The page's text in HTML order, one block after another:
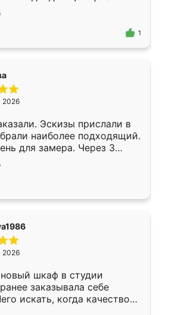
изготовления. Приехавший
Владислав
эскизу самый
1
2026
Эскизы прислали в
наиболее подходящий.
для замера. Через 3
уже готова. Остались
Спасибо Ренессанс
работу!
2026
новый шкаф в студии
заказывала себе
искать, когда качеством
Служит кухня уже почти